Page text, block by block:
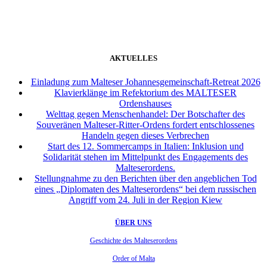
AKTUELLES
Einladung zum Malteser Johannesgemeinschaft-Retreat 2026
Klavierklänge im Refektorium des MALTESER
Ordenshauses
Welttag gegen Menschenhandel: Der Botschafter des
Souveränen Malteser-Ritter-Ordens fordert entschlossenes
Handeln gegen dieses Verbrechen
Start des 12. Sommercamps in Italien: Inklusion und
Solidarität stehen im Mittelpunkt des Engagements des
Malteserordens.
Stellungnahme zu den Berichten über den angeblichen Tod
eines „Diplomaten des Malteserordens“ bei dem russischen
Angriff vom 24. Juli in der Region Kiew
ÜBER UNS
Geschichte des Malteserordens
Order of Malta